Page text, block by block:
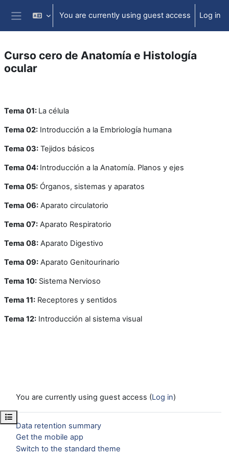
Skip to main content
Side panel
You are currently using guest access Log in
Open course index
Curso cero de Anatomía e Histología
ocular
Tema 01: La célula
Tema 02: Introducción a la Embriología humana
Tema 03: Tejidos básicos
Tema 04: Introducción a la Anatomía. Planos y ejes
Tema 05: Órganos, sistemas y aparatos
Tema 06: Aparato circulatorio
Tema 07: Aparato Respiratorio
Tema 08: Aparato Digestivo
Tema 09: Aparato Genitourinario
Tema 10: Sistema Nervioso
Tema 11: Receptores y sentidos
Tema 12: Introducción al sistema visual
You are currently using guest access (Log in)
Data retention summary
Get the mobile app
Switch to the standard theme